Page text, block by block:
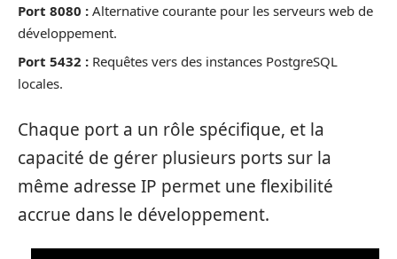
Port 8080 : Alternative courante pour les serveurs web de
développement.
Port 5432 : Requêtes vers des instances PostgreSQL
locales.
Chaque port a un rôle spécifique, et la
capacité de gérer plusieurs ports sur la
même adresse IP permet une flexibilité
accrue dans le développement.